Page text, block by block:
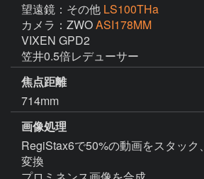
望遠鏡：その他 LS100THa
カメラ：ZWOASI178MM
VIXEN GPD2
笠井0.5倍レデューサー
焦点距離
714mm
画像処理
RegiStax6で50%の動画をスタック
変換